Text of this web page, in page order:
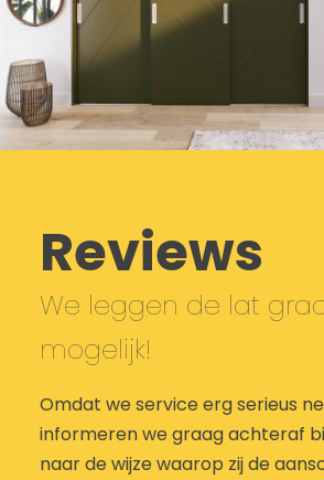
Reviews
We leggen de lat
mogelijk!
Omdat we service erg serieus
informeren we graag achteraf
naar de wijze waarop zij de